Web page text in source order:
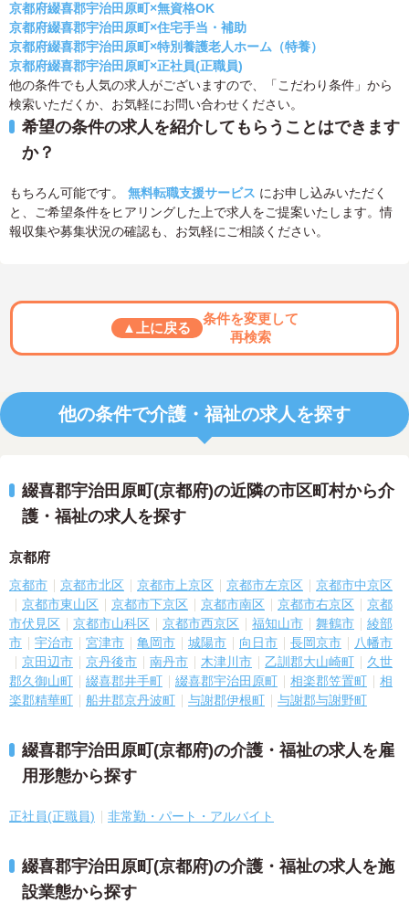
京都府綴喜郡宇治田原町×無資格OK
京都府綴喜郡宇治田原町×住宅手当・補助
京都府綴喜郡宇治田原町×特別養護老人ホーム（特養）
京都府綴喜郡宇治田原町×正社員(正職員)
他の条件でも人気の求人がございますので、「こだわり条件」から
検索いただくか、お気軽にお問い合わせください。
希望の条件の求人を紹介してもらうことはできます
か？
もちろん可能です。 無料転職支援サービス にお申し込みいただく
と、ご希望条件をヒアリングした上で求人をご提案いたします。情
報収集や募集状況の確認も、お気軽にご相談ください。
▲上に戻る
条件を変更して
再検索
他の条件で介護・福祉の求人を探す
綴喜郡宇治田原町(京都府)の近隣の市区町村から介
護・福祉の求人を探す
京都府
京都市 京都市北区 京都市上京区 京都市左京区
京都市中京区
京都市東山区
京都市下京区 京都市南区 京都市右京区
京都
市伏見区
京都市山科区 京都市西京区 福知山市 舞鶴市
綾部
市
宇治市 宮津市 亀岡市 城陽市 向日市 長岡京市
八幡市
京田辺市
京丹後市 南丹市 木津川市 乙訓郡大山崎町
久世
郡久御山町
綴喜郡井手町 綴喜郡宇治田原町 相楽郡笠置町
相
楽郡精華町
船井郡京丹波町 与謝郡伊根町 与謝郡与謝野町
綴喜郡宇治田原町(京都府)の介護・福祉の求人を雇
用形態から探す
正社員(正職員) 非常勤・パート・アルバイト
綴喜郡宇治田原町(京都府)の介護・福祉の求人を施
設業態から探す